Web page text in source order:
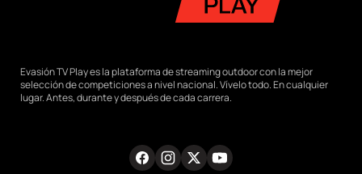
Evasión TV Play es la plataforma de streaming outdoor con la mejor
selección de competiciones a nivel nacional. Vívelo todo. En cualquier
lugar. Antes, durante y después de cada carrera.
RRSS
FacebookInstagram
TwitterYoutube